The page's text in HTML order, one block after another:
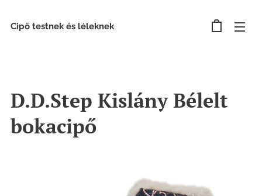
Cipő testnek és léleknek
D.D.Step Kislány Bélelt
bokacipő